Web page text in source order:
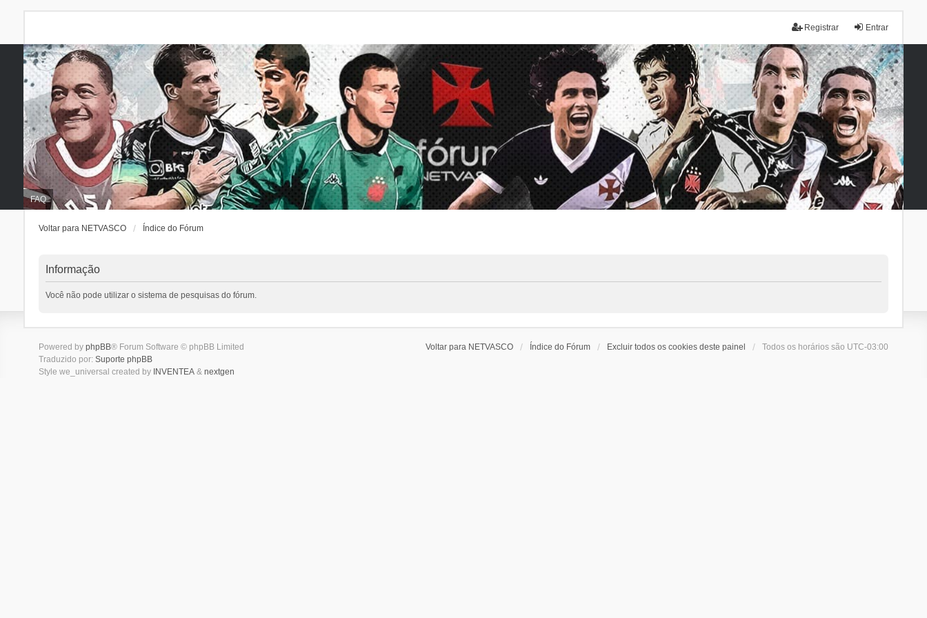
Entrar
Registrar
FAQ
Voltar para NETVASCO Índice do Fórum
Informação
Você não pode utilizar o sistema de pesquisas do fórum.
Voltar para NETVASCO Índice do Fórum Excluir todos os cookies deste painel Todos os horários são UTC-03:00
Powered by phpBB® Forum Software © phpBB Limited
Traduzido por: Suporte phpBB
Style we_universal created by INVENTEA& nextgen